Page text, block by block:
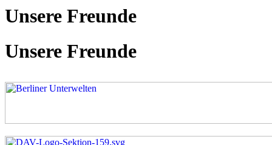
Unsere Freunde
Unsere Freunde